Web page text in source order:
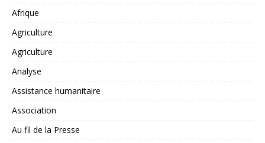
Afrique
Agriculture
Agriculture
Analyse
Assistance humanitaire
Association
Au fil de la Presse